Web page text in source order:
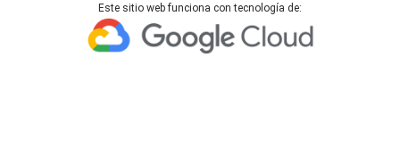
Este sitio web funciona con tecnología de: